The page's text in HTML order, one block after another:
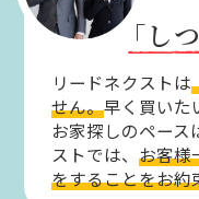
「し
リードネクストは
せん。早く買いた
お家探しのペース
ストでは、お客様
をすることをお約